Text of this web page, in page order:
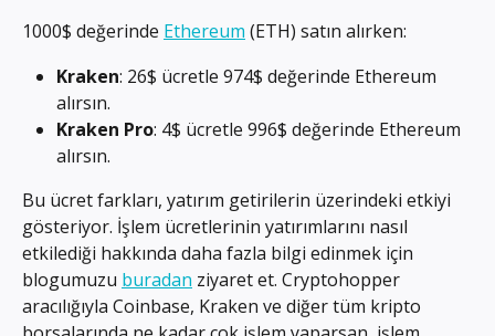
1000$ değerinde Ethereum (ETH) satın alırken:
Kraken: 26$ ücretle 974$ değerinde Ethereum
alırsın.
Kraken Pro: 4$ ücretle 996$ değerinde Ethereum
alırsın.
Bu ücret farkları, yatırım getirilerin üzerindeki etkiyi
gösteriyor. İşlem ücretlerinin yatırımlarını nasıl
etkilediği hakkında daha fazla bilgi edinmek için
blogumuzu buradan ziyaret et. Cryptohopper
aracılığıyla Coinbase, Kraken ve diğer tüm kripto